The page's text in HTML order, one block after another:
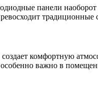
панели
традиционные
комфортную
важно в